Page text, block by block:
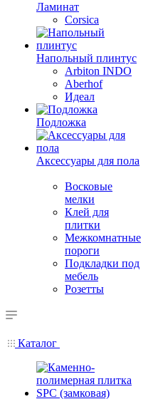
Ламинат
Corsica
Напольный плинтус
Arbiton INDO
Aberhof
Идеал
Подложка
Аксессуары для пола
Восковые
мелки
Клей для
плитки
Межкомнатные
пороги
Подкладки под
мебель
Розетты
Каталог